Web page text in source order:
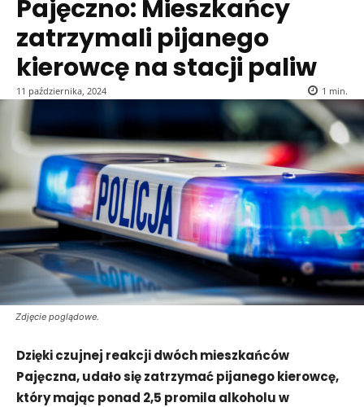
Pajęczno: Mieszkańcy
zatrzymali pijanego
kierowcę na stacji paliw
11 października, 2024 1 min.
Zdjęcie poglądowe.
Dzięki czujnej reakcji dwóch mieszkańców
Pajęczna, udało się zatrzymać pijanego kierowcę,
który mając ponad 2,5 promila alkoholu w